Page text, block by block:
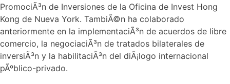
PromociÃ³n de Inversiones de la Oficina de Invest Hong
Kong de Nueva York. TambiÃ©n ha colaborado
anteriormente en la implementaciÃ³n de acuerdos de libre
comercio, la negociaciÃ³n de tratados bilaterales de
inversiÃ³n y la habilitaciÃ³n del diÃ¡logo internacional
pÃºblico-privado.